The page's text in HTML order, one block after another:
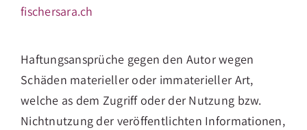
fischersara.ch
Haftungsansprüche gegen den Autor wegen
Schäden materieller oder immaterieller Art,
welche as dem Zugriff oder der Nutzung bzw.
Nichtnutzung der veröffentlichten Informationen,